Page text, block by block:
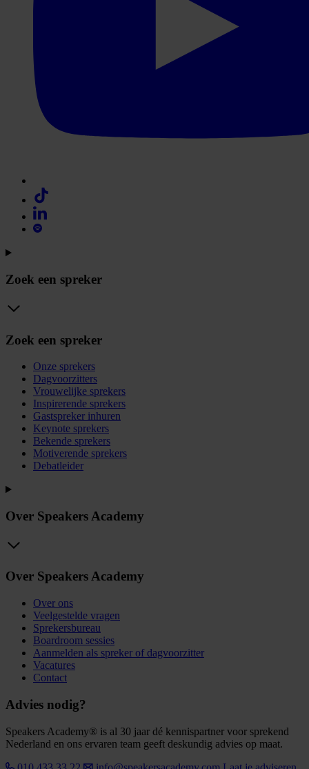
Zoek een spreker
Zoek een spreker
Onze sprekers
Dagvoorzitters
Vrouwelijke sprekers
Inspirerende sprekers
Gastspreker inhuren
Keynote sprekers
Bekende sprekers
Motiverende sprekers
Debatleider
Over Speakers Academy
Over Speakers Academy
Over ons
Veelgestelde vragen
Sprekersbureau
Boardroom sessies
Aanmelden als spreker of dagvoorzitter
Vacatures
Contact
Advies nodig?
Speakers Academy® is al 30 jaar dé kennispartner voor sprekend
Nederland en ons ervaren team geeft deskundig advies op maat.